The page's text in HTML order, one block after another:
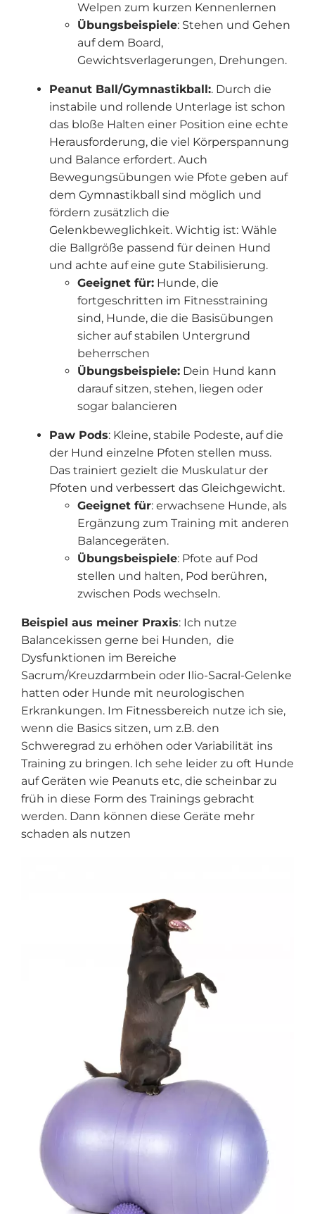
Welpen zum kurzen Kennenlernen
Übungsbeispiele: Stehen und Gehen
auf dem Board,
Gewichtsverlagerungen, Drehungen.
Peanut Ball/Gymnastikball:. Durch die
instabile und rollende Unterlage ist schon
das bloße Halten einer Position eine echte
Herausforderung, die viel Körperspannung
und Balance erfordert. Auch
Bewegungsübungen wie Pfote geben auf
dem Gymnastikball sind möglich und
fördern zusätzlich die
Gelenkbeweglichkeit. Wichtig ist: Wähle
die Ballgröße passend für deinen Hund
und achte auf eine gute Stabilisierung.
Geeignet für: Hunde, die
fortgeschritten im Fitnesstraining
sind, Hunde, die die Basisübungen
sicher auf stabilen Untergrund
beherrschen
Übungsbeispiele: Dein Hund kann
darauf sitzen, stehen, liegen oder
sogar balancieren
Paw Pods: Kleine, stabile Podeste, auf die
der Hund einzelne Pfoten stellen muss.
Das trainiert gezielt die Muskulatur der
Pfoten und verbessert das Gleichgewicht.
Geeignet für: erwachsene Hunde, als
Ergänzung zum Training mit anderen
Balancegeräten.
Übungsbeispiele: Pfote auf Pod
stellen und halten, Pod berühren,
zwischen Pods wechseln.
Beispiel aus meiner Praxis: Ich nutze
Balancekissen gerne bei Hunden, die
Dysfunktionen im Bereiche
Sacrum/Kreuzdarmbein oder Ilio-Sacral-Gelenke
hatten oder Hunde mit neurologischen
Erkrankungen. Im Fitnessbereich nutze ich sie,
wenn die Basics sitzen, um z.B. den
Schweregrad zu erhöhen oder Variabilität ins
Training zu bringen. Ich sehe leider zu oft Hunde
auf Geräten wie Peanuts etc, die scheinbar zu
früh in diese Form des Trainings gebracht
werden. Dann können diese Geräte mehr
schaden als nutzen